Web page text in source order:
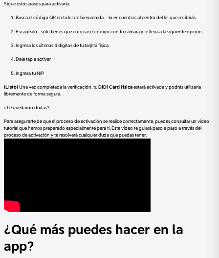
Sigue estos pasos para activarla:
Busca el código QR en tu kit de bienvenida. - lo encuentras al centro del kit que recibirás.
Escanéalo - sólo tienes que enfocar el código con tu cámara y te lleva a la siguiente opción.
Ingresa los últimos 4 dígitos de tu tarjeta física.
Dale tap a activar
Ingresa tu NIP
¡Listo!Una vez completada la verificación, tuDiDi Card físicaestará activada y podrás utilizarla
libremente de forma segura.
¿Te quedaron dudas?
Para asegurarte de que el proceso de activación se realice correctamente, puedes consultar un video
tutorial que hemos preparado especialmente para ti. Este video te guiará paso a paso a través del
proceso de activación y te resolverá cualquier duda que puedas tener.
¿Qué más puedes hacer en la
app?